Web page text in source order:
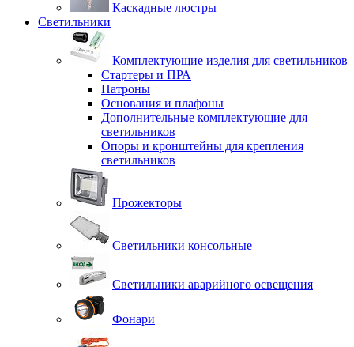
Каскадные люстры
Светильники
Комплектующие изделия для светильников
Стартеры и ПРА
Патроны
Основания и плафоны
Дополнительные комплектующие для
светильников
Опоры и кронштейны для крепления
светильников
Прожекторы
Светильники консольные
Светильники аварийного освещения
Фонари